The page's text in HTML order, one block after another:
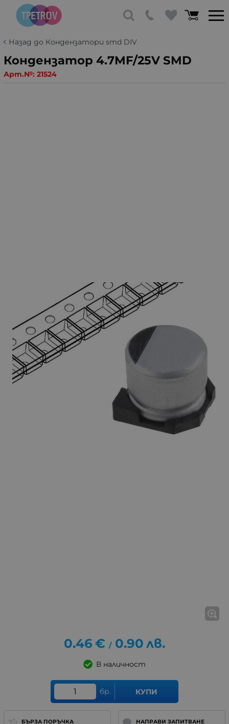
Назад до Кондензатори smd DIV
Кондензатор 4.7MF/25V SMD
Арт.№: 21524
0.46 € / 0.90 лв.
В наличност
бр. КУПИ
БЪРЗА ПОРЪЧКА НАПРАВИ ЗАПИТВАНЕ